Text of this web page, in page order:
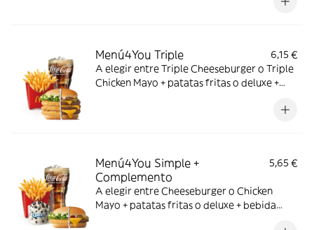
Menú4You Triple
6,15 €
A elegir entre Triple Cheeseburger o Triple
Chicken Mayo + patatas fritas o deluxe +
Menú4You Simple +
Complemento
5,65 €
A elegir entre Cheeseburger o Chicken
Mayo + patatas fritas o deluxe + bebida